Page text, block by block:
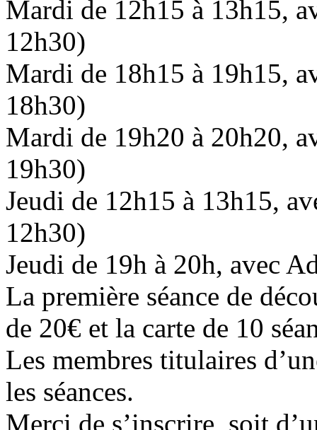
Mardi de 12h15 à 13h15,
12h30)
Mardi de 18h15 à 19h15,
18h30)
Mardi de 19h20 à 20h20,
19h30)
Jeudi de 12h15 à 13h15,
12h30)
Jeudi de 19h à 20h, avec
La première séance de
de 20€ et la carte de 10
Les membres titulaires
les séances.
Merci de s’inscrire, soit